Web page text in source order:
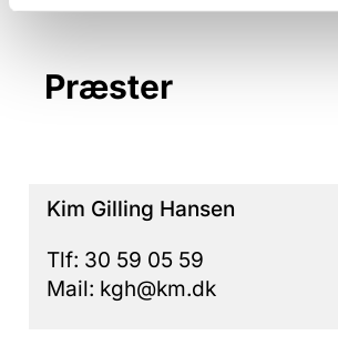
Præster
Kim Gilling Hansen
Tlf: 30 59 05 59
Mail: kgh@km.dk